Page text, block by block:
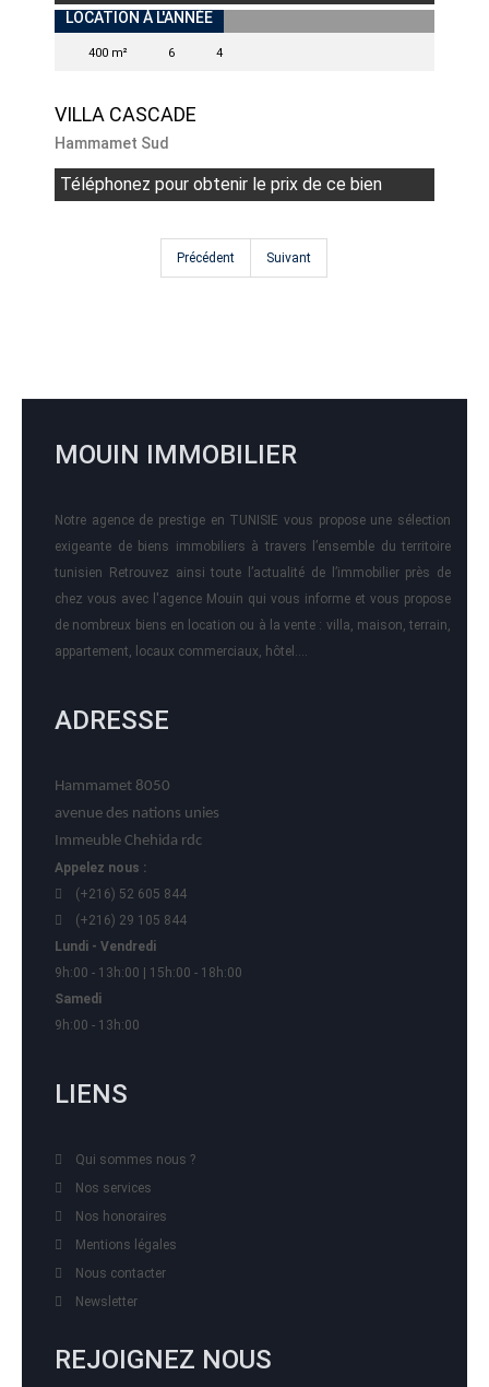
INDISPONIBLE
LOCATION À L'ANNÉE
400 m² 6 4
VILLA CASCADE
Hammamet Sud
Téléphonez pour obtenir le prix de ce bien
Précédent Suivant
MOUIN IMMOBILIER
Notre agence de prestige en TUNISIE vous propose une sélection
exigeante de biens immobiliers à travers l’ensemble du territoire
tunisien Retrouvez ainsi toute l’actualité de l’immobilier près de
chez vous avec l'agence Mouin qui vous informe et vous propose
de nombreux biens en location ou à la vente : villa, maison, terrain,
appartement, locaux commerciaux, hôtel….
ADRESSE
Hammamet 8050
avenue des nations unies
Immeuble Chehida rdc
Appelez nous :
(+216) 52 605 844
(+216) 29 105 844
Lundi - Vendredi
9h:00 - 13h:00 | 15h:00 - 18h:00
Samedi
9h:00 - 13h:00
LIENS
Qui sommes nous ?
Nos services
Nos honoraires
Mentions légales
Nous contacter
Newsletter
REJOIGNEZ NOUS